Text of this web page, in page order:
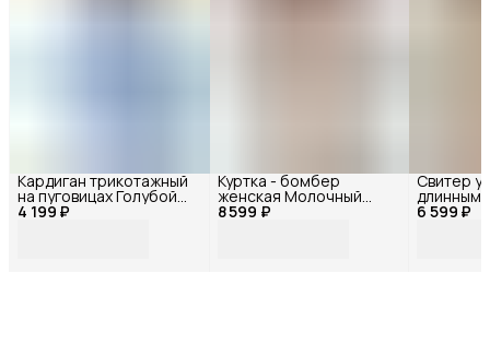
4 199 ₽
Кардиган трикотажный
на пуговицах Голубой
72494БФ 8 599 ₽
Куртка - бомбер
женская Молочный
72119БФ_42 6 599 ₽
Свитер
Белый